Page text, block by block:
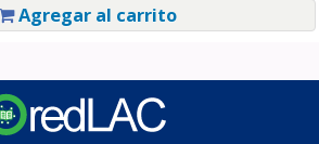
Agregar al carrito